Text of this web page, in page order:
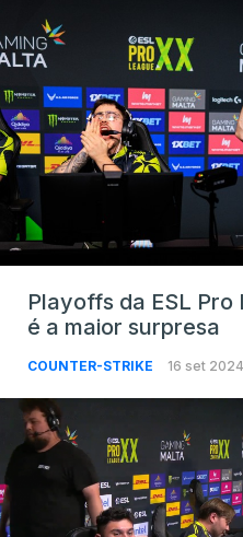
Playoffs da ESL
é a maior surpresa
COUNTER-STRIKE 16 set 2024